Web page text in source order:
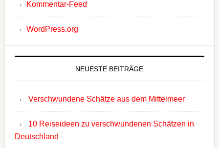
Kommentar-Feed
WordPress.org
NEUESTE BEITRÄGE
Verschwundene Schätze aus dem Mittelmeer
10 Reiseideen zu verschwundenen Schätzen in
Deutschland